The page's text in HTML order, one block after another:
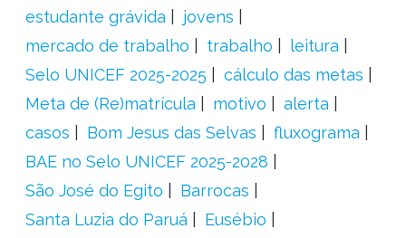
estudante grávida
jovens
mercado de trabalho
trabalho
leitura
Selo UNICEF 2025-2025
cálculo das metas
Meta de (Re)matrícula
motivo
alerta
casos
Bom Jesus das Selvas
fluxograma
BAE no Selo UNICEF 2025-2028
São José do Egito
Barrocas
Santa Luzia do Paruá
Eusébio